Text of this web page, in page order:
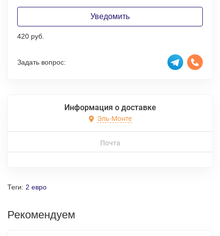
Уведомить
420 руб.
Задать вопрос:
Информация о доставке
Эль-Монте
Почта
Теги: 2 евро
Рекомендуем